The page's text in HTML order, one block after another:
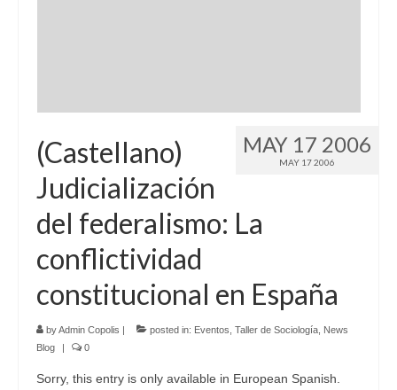
MAY 17 2006
MAY 17 2006
(Castellano)
Judicialización
del federalismo: La
conflictividad
constitucional en España
byAdmin Copolis | posted in: Eventos Taller de Sociología News
Blog
| 0
Sorry, this entry is only available in European Spanish.